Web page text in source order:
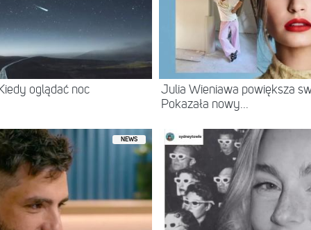
oglądać noc
Julia Wieniawa powiększa
Pokazała nowy...
NEWS